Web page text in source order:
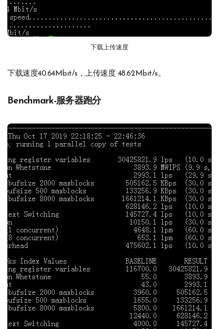
下载上传速度
下载速度40.64Mbit/s，上传速度 48.62Mbit/s。
Benchmark-服务器跑分